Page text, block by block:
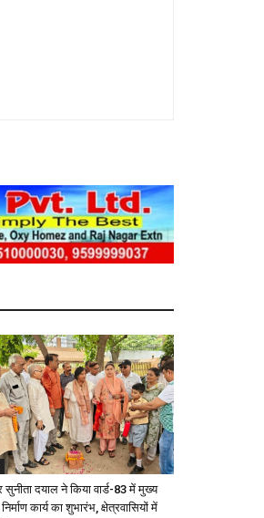
सुनीता दयाल ने किया वार्ड-83 में मुख्य
कार्य का शुभारंभ, क्षेत्रवासियों में